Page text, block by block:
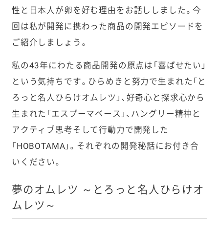
性と日本人が卵を好む理由をお話ししました。今
回は私が開発に携わった商品の開発エピソードを
ご紹介しましょう。
私の43年にわたる商品開発の原点は「喜ばせたい」
という気持ちです。ひらめきと努力で生まれた「と
ろっと名人ひらけオムレツ」、好奇心と探求心から
生まれた「エスプーマベース」、ハングリー精神と
アクティブ思考そして行動力で開発した
「HOBOTAMA」。それぞれの開発秘話にお付き合
いください。
夢のオムレツ ～とろっと名人ひらけオ
ムレツ～